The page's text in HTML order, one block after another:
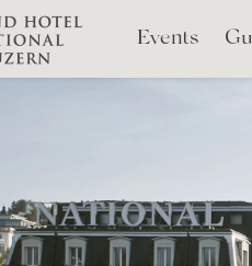
Events